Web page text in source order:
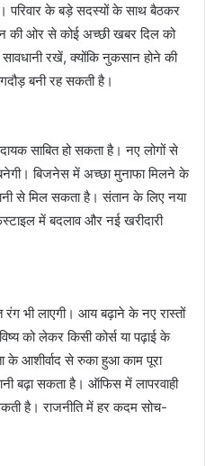
परिवार के बड़े सदस्यों के साथ बैठकर
की ओर से कोई अच्छी खबर दिल को
रखें, क्योंकि नुकसान होने की
बनी रह सकती है।
साबित हो सकता है। नए लोगों से
बिजनेस में अच्छा मुनाफा मिलने के
से मिल सकता है। संतान के लिए नया
में बदलाव और नई खरीदारी
भी लाएगी। आय बढ़ाने के नए रास्तों
को लेकर किसी कोर्स या पढ़ाई के
के आशीर्वाद से रुका हुआ काम पूरा
बढ़ा सकता है। ऑफिस में लापरवाही
है। राजनीति में हर कदम सोच-